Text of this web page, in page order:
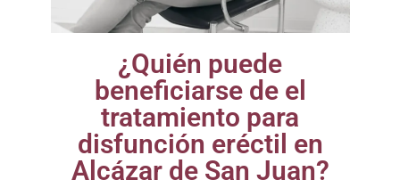
¿Quién puede
beneficiarse de el
tratamiento para
disfunción eréctil en
Alcázar de San Juan?